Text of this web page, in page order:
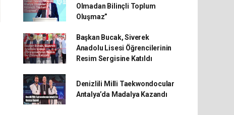
Olmadan Bilinçli Toplum
Oluşmaz”
Başkan Bucak, Siverek
Anadolu Lisesi Öğrencilerinin
Resim Sergisine Katıldı
Denizlili Milli Taekwondocular
Antalya’da Madalya Kazandı